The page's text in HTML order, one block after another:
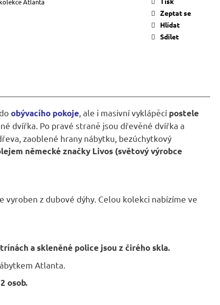
Zeptat se
Hlídat
Sdílet
obývacího pokoje , ale i masivní vyklápěcí postele
dvířka. Po pravé straně jsou dřevěné dvířka a
zaoblené hrany nábytku, bezúchytkový
německé značky Livos (světový výrobce
z dubové dýhy. Celou kolekci nabízíme ve
a skleněné police jsou z čirého skla.
Atlanta.
osob.